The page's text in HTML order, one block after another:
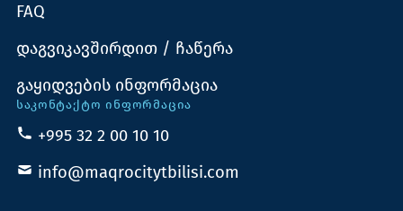
FAQ
დაგვიკავშირდით / ჩაწერა
გაყიდვების ინფორმაცია
ᲡᲐᲙᲝᲜᲢᲐᲥᲢᲝ ᲘᲜᲤᲝᲠᲛᲐᲪᲘᲐ
+995 32 2 00 10 10
info@maqrocitytbilisi.com